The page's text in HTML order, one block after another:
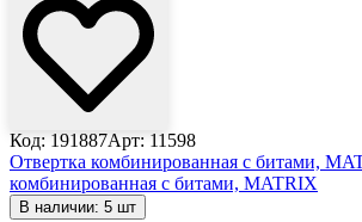
Код: 191887Арт: 11598
Отвертка комбинированная с битами,
комбинированная с битами, MATRIX
В наличии: 5 шт